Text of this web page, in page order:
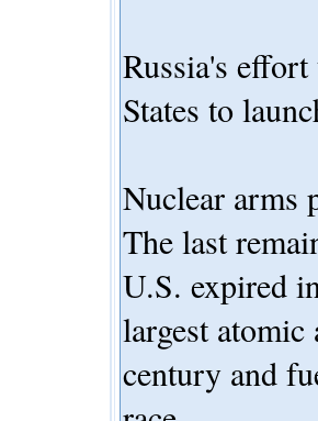
Russia's
States to
Nuclear arms
The last
U.S. expired
largest
century and